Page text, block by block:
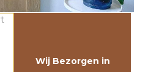
Wij Bezorgen in